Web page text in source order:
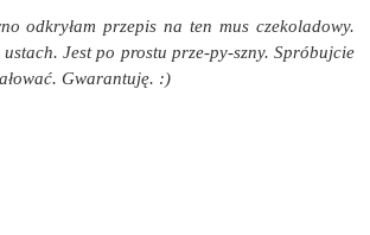
odkryłam przepis na ten mus czekoladowy.
Jest po prostu prze-py-szny. Spróbujcie
Gwarantuję. :)